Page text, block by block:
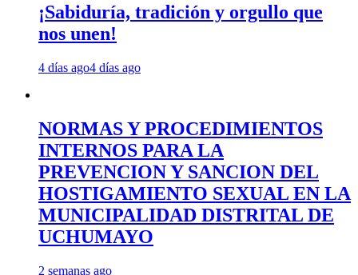
¡Sabiduría, tradición y orgullo que
nos unen!
4 días ago4 días ago
NORMAS Y PROCEDIMIENTOS
INTERNOS PARA LA
PREVENCION Y SANCION DEL
HOSTIGAMIENTO SEXUAL EN LA
MUNICIPALIDAD DISTRITAL DE
UCHUMAYO
2 semanas ago